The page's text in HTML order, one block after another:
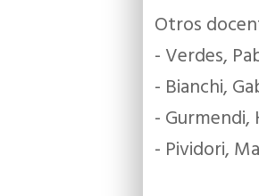
Otros
- Verdes,
- Bianchi,
- Gurmendi,
- Pividori,